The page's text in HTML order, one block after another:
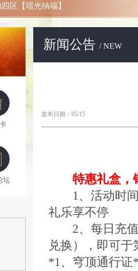
区【瑶光纳福】
坛
新闻公告 / NEW
发布日期：05/15
特惠礼盒，
1、活动时
礼乐享不停
2、每日充值
兑换），即可
*1、穹顶通行证